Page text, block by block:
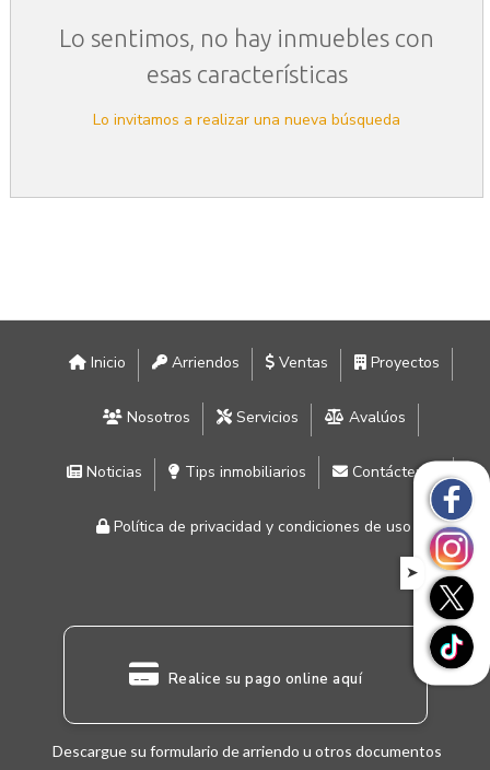
Lo sentimos, no hay inmuebles con
esas características
Lo invitamos a realizar una nueva búsqueda
Inicio Arriendos Ventas Proyectos
Nosotros Servicios Avalúos
Noticias Tips inmobiliarios Contáctenos
Política de privacidad y condiciones de uso
Realice su pago online aquí
Descargue su formulario de arriendo u otros documentos
➤